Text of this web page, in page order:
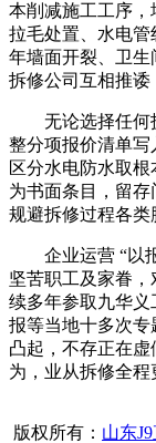
本削减施工工序
拉毛处置、水电管
年墙面开裂、卫生
拆修公司互相推诿
无论选择任何拆
整分项报价清单写
区分水电防水取
为书面条目，留
规避拆修过程各类
企业运营 “以报
坚苦职工及家眷，
续多年参取九华义
报等当地十多次
凸起，不存正在
为，业从拆修全程
版权所有： 山东